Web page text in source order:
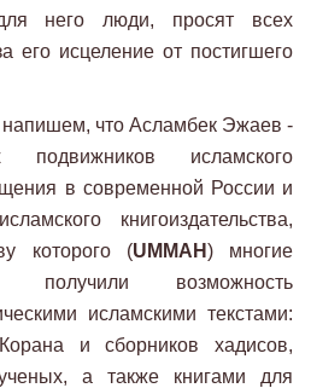
него люди, просят всех
его исцеление от постигшего
напишем, что Асламбек Эжаев -
исламского
в современной России и
книгоиздательства,
которого (UMMAH) многие
получили возможность
исламскими текстами:
и сборников хадисов,
а также книгами для